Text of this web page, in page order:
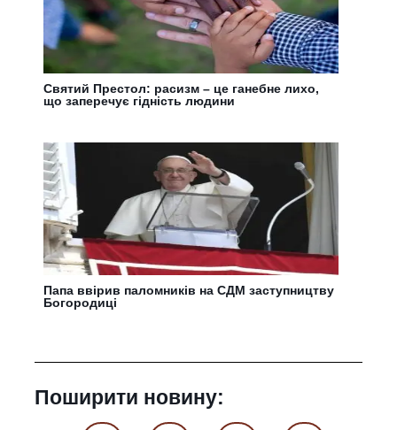
Святий Престол: расизм – це ганебне лихо,
що заперечує гідність людини
Папа ввірив паломників на СДМ заступництву
Богородиці
Поширити новину: